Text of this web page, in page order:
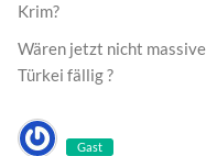
Krim?
Wären jetzt nicht
Türkei fällig ?
Gast